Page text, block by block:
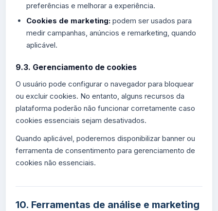
preferências e melhorar a experiência.
Cookies de marketing: podem ser usados para
medir campanhas, anúncios e remarketing, quando
aplicável.
9.3. Gerenciamento de cookies
O usuário pode configurar o navegador para bloquear
ou excluir cookies. No entanto, alguns recursos da
plataforma poderão não funcionar corretamente caso
cookies essenciais sejam desativados.
Quando aplicável, poderemos disponibilizar banner ou
ferramenta de consentimento para gerenciamento de
cookies não essenciais.
10. Ferramentas de análise e marketing